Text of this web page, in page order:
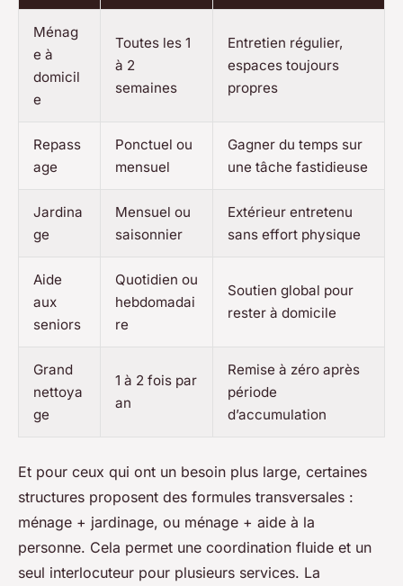
Ménag
e à
domicil
e
Toutes les 1
à 2
semaines
Entretien régulier,
espaces toujours
propres
Repass
age
Ponctuel ou
mensuel
Gagner du temps sur
une tâche fastidieuse
Jardina
ge
Mensuel ou
saisonnier
Extérieur entretenu
sans effort physique
Aide
aux
seniors
Quotidien ou
hebdomadai
re
Soutien global pour
rester à domicile
Grand
nettoya
ge
1 à 2 fois par
an
Remise à zéro après
période
d’accumulation
Et pour ceux qui ont un besoin plus large, certaines
structures proposent des formules transversales :
ménage + jardinage, ou ménage + aide à la
personne. Cela permet une coordination fluide et un
seul interlocuteur pour plusieurs services. La